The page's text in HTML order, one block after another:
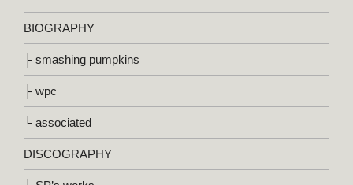
BIOGRAPHY
├ smashing pumpkins
├ wpc
└ associated
DISCOGRAPHY